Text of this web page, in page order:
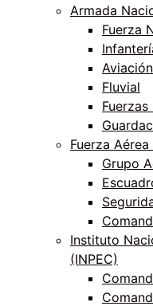
Armada
Fuerza
Fluvial
Fuerza
Grupo
Instituto
(INPEC)